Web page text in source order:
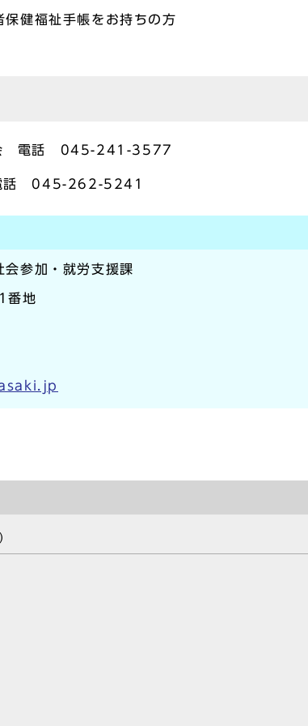
健福祉手帳をお持ちの方
会 電話 045-241-3577
話 045-262-5241
会参加・就労支援課
番地